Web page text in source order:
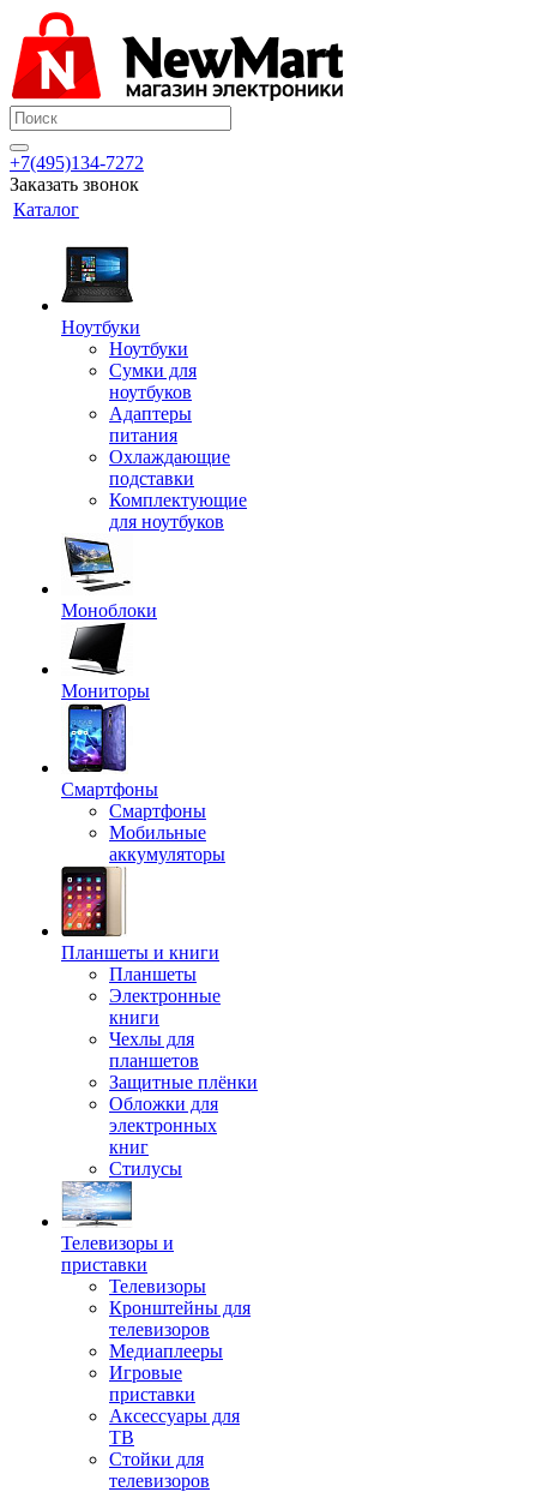
+7(495)134-7272
Заказать звонок
Каталог
Ноутбуки
Ноутбуки
Сумки для
ноутбуков
Адаптеры
питания
Охлаждающие
подставки
Комплектующие
для ноутбуков
Моноблоки
Мониторы
Смартфоны
Смартфоны
Мобильные
аккумуляторы
Планшеты и книги
Планшеты
Электронные
книги
Чехлы для
планшетов
Защитные плёнки
Обложки для
электронных
книг
Стилусы
Телевизоры и
приставки
Телевизоры
Кронштейны для
телевизоров
Медиаплееры
Игровые
приставки
Аксессуары для
ТВ
Стойки для
телевизоров